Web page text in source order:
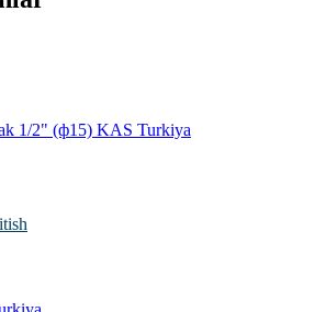
1/2" (ф15) KAS Turkiya